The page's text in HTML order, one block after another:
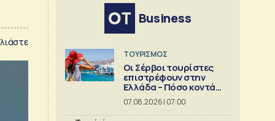
Business
ΤΟΥΡΙΣΜΟΣ
Οι Σέρβοι τουρίστες
επιστρέφουν στην
Ελλάδα – Πόσο κοντά
είναι στο 1 εκατ.
07.08.2026 | 07:00